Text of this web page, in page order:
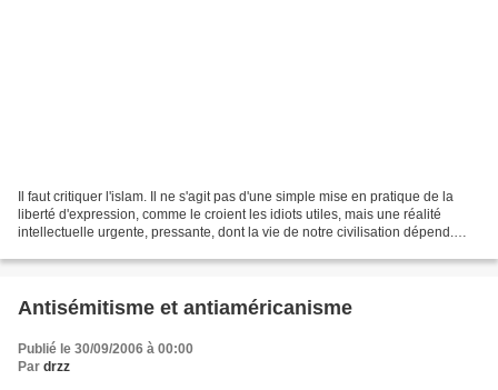
Il faut critiquer l'islam. Il ne s'agit pas d'une simple mise en pratique de la
liberté d'expression, comme le croient les idiots utiles, mais une réalité
intellectuelle urgente, pressante, dont la vie de notre civilisation dépend.
Antisémitisme et antiaméricanisme
Publié le 30/09/2006 à 00:00
Par drzz